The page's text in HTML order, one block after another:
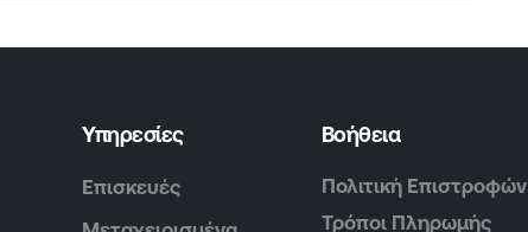
Υπηρεσίες
Επισκευές
Βοήθεια
Πολιτική Επιστροφών
Τρόποι Πληρωμής